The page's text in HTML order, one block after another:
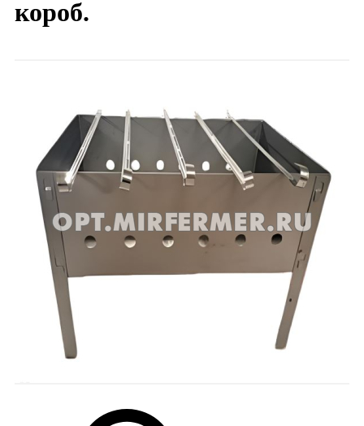
короб.